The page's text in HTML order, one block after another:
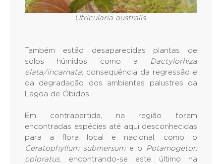
Utricularia australis.
Também estão desaparecidas plantas de
solos húmidos como a Dactylorhiza
elata/incarnata, consequência da regressão e
da degradação dos ambientes palustres da
Lagoa de Óbidos.
Em contrapartida, na região foram
encontradas espécies até aqui desconhecidas
para a flora local e nacional, como o
Ceratophyllum submersume o Potamogeton
coloratus, encontrando-se este último na